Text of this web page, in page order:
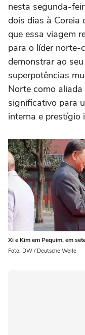
nesta segunda-
dois dias à Coreia
que essa viagem
para o líder norte-
demonstrar ao
superpotências
Norte como
significativo para
interna e prestígio
Xi e Kim em Pequim, em
Foto: DW / Deutsche Welle